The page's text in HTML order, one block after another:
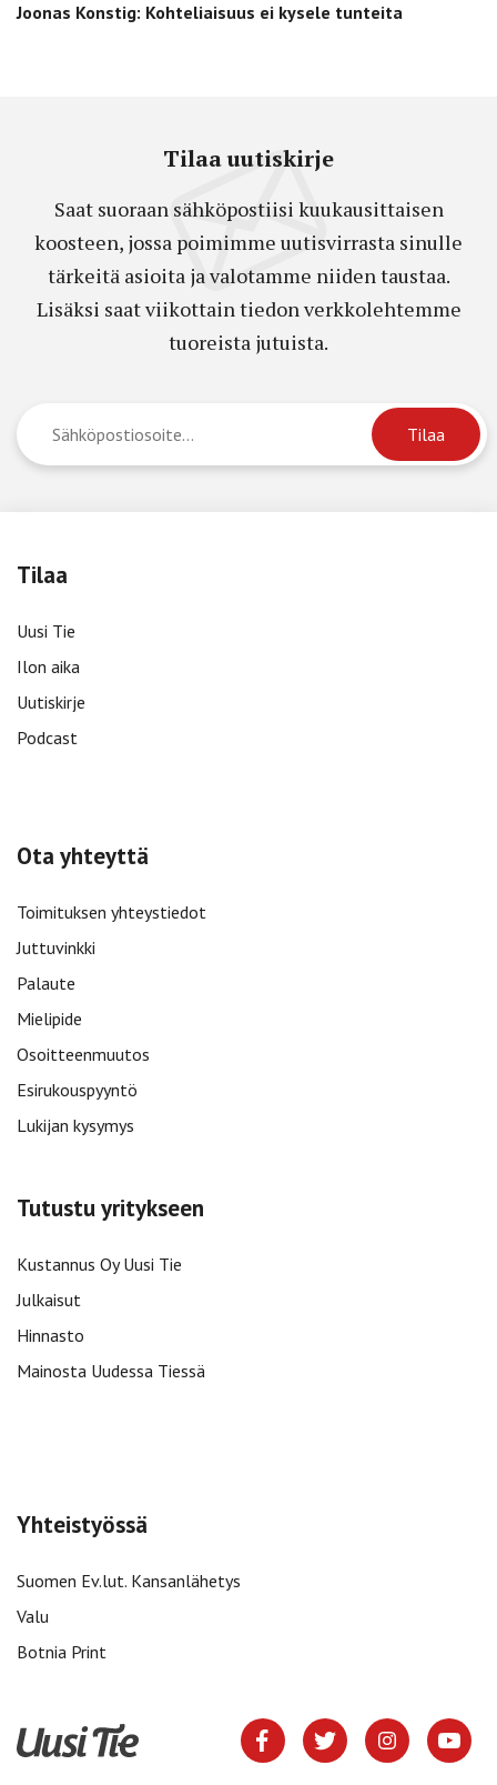
Joonas Konstig: Kohteliaisuus ei kysele tunteita
Tilaa uutiskirje
Saat suoraan sähköpostiisi kuukausittaisen
koosteen, jossa poimimme uutisvirrasta sinulle
tärkeitä asioita ja valotamme niiden taustaa.
Lisäksi saat viikottain tiedon verkkolehtemme
tuoreista jutuista.
Tilaa
Uusi Tie
Ilon aika
Uutiskirje
Podcast
Ota yhteyttä
Toimituksen yhteystiedot
Juttuvinkki
Palaute
Mielipide
Osoitteenmuutos
Esirukouspyyntö
Lukijan kysymys
Tutustu yritykseen
Kustannus Oy Uusi Tie
Julkaisut
Hinnasto
Mainosta Uudessa Tiessä
Yhteistyössä
Suomen Ev.lut. Kansanlähetys
Valu
Botnia Print